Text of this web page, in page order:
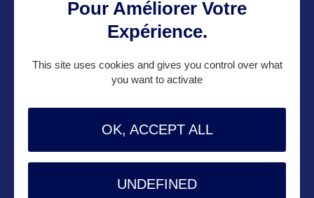
06 65 05 88 50
Contact grand public
yohann@bworldcom.com
Suivre
Pour Améliorer Votre
Expérience.
This site uses cookies and gives you control over what
you want to activate
OK, ACCEPT ALL
UNDEFINED